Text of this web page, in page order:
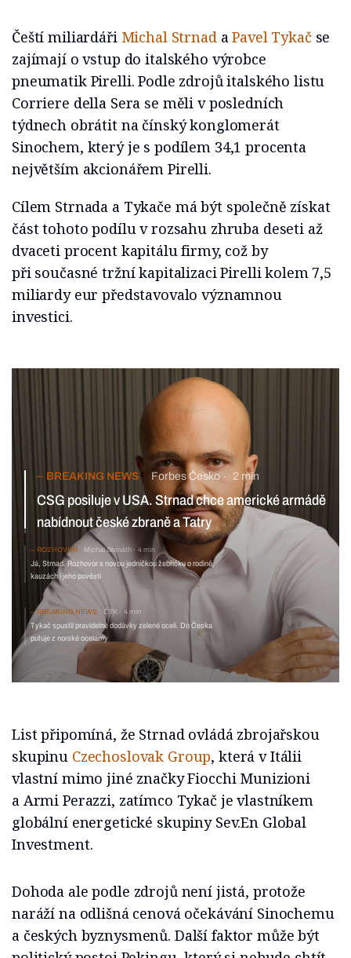
Čeští miliardáři Michal StrnadaPavel Tykačse
zajímají o vstup do italského výrobce
pneumatik Pirelli. Podle zdrojů italského listu
Corriere della Sera se měli v posledních
týdnech obrátit na čínský konglomerát
Sinochem, který je s podílem 34,1 procenta
největším akcionářem Pirelli.
Cílem Strnada a Tykače má být společně získat
část tohoto podílu v rozsahu zhruba deseti až
dvaceti procent kapitálu firmy, což by
při současné tržní kapitalizaci Pirelli kolem 7,5
miliardy eur představovalo významnou
investici.
BREAKING NEWS Forbes Česko 2 min
CSG posiluje v USA. Strnad chce americké armádě
nabídnout české zbraně a Tatry
ROZHOVOR Michal Bernáth 4 min
Já, Strnad. Rozhovor s novou jedničkou žebříčku
o rodině, kauzách i jeho pověsti
BREAKING NEWS ČTK 4 min
Tykač spustil pravidelné dodávky zelené oceli. Do Česka
putuje z norské ocelárny
List připomíná, že Strnad ovládá zbrojařskou
skupinu Czechoslovak Group, která v Itálii
vlastní mimo jiné značky Fiocchi Munizioni
a Armi Perazzi, zatímco Tykač je vlastníkem
globální energetické skupiny Sev.En Global
Investment.
Dohoda ale podle zdrojů není jistá, protože
naráží na odlišná cenová očekávání Sinochemu
a českých byznysmenů. Další faktor může být